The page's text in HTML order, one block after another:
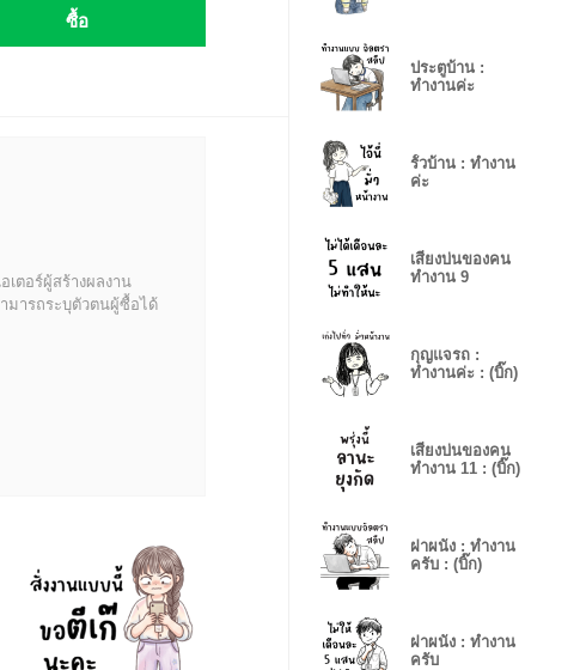
ซื้อ
เตอร์ผู้สร้างผลงาน
มารถระบุตัวตนผู้ซื้อได้
ประตูบ้าน :
ทำงานค่ะ
รั้วบ้าน : ทำงาน
ค่ะ
เสียงบ่นของคน
ทำงาน 9
กุญแจรถ :
ทำงานค่ะ : (บิ๊ก)
เสียงบ่นของคน
ทำงาน 11 : (บิ๊ก)
ฝาผนัง : ทำงาน
ครับ : (บิ๊ก)
ฝาผนัง : ทำงาน
ครับ